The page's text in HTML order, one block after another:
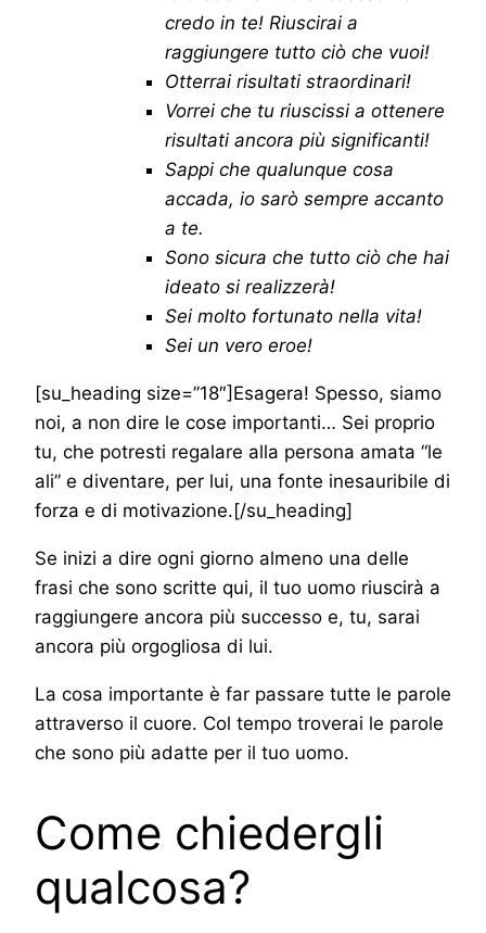
credo in te! Riuscirai a
raggiungere tutto ciò che vuoi!
Otterrai risultati straordinari!
Vorrei che tu riuscissi a ottenere
risultati ancora più significanti!
Sappi che qualunque cosa
accada, io sarò sempre accanto
a te.
Sono sicura che tutto ciò che hai
ideato si realizzerà!
Sei molto fortunato nella vita!
Sei un vero eroe!
[su_heading size=”18″]Esagera! Spesso, siamo
noi, a non dire le cose importanti… Sei proprio
tu, che potresti regalare alla persona amata “le
ali” e diventare, per lui, una fonte inesauribile di
forza e di motivazione.[/su_heading]
Se inizi a dire ogni giorno almeno una delle
frasi che sono scritte qui, il tuo uomo riuscirà a
raggiungere ancora più successo e, tu, sarai
ancora più orgogliosa di lui.
La cosa importante è far passare tutte le parole
attraverso il cuore. Col tempo troverai le parole
che sono più adatte per il tuo uomo.
Come chiedergli
qualcosa?